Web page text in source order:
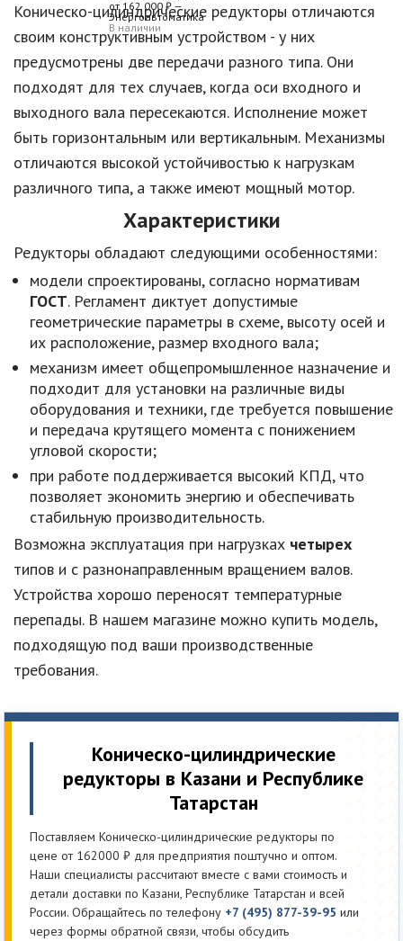
В наличии
Коническо-цилиндрические редукторы отличаются
своим конструктивным устройством - у них
предусмотрены две передачи разного типа. Они
подходят для тех случаев, когда оси входного и
выходного вала пересекаются. Исполнение может
быть горизонтальным или вертикальным. Механизмы
отличаются высокой устойчивостью к нагрузкам
различного типа, а также имеют мощный мотор.
Характеристики
Редукторы обладают следующими особенностями:
модели спроектированы, согласно нормативам
ГОСТ. Регламент диктует допустимые
геометрические параметры в схеме, высоту осей и
их расположение, размер входного вала;
механизм имеет общепромышленное назначение и
подходит для установки на различные виды
оборудования и техники, где требуется повышение
и передача крутящего момента с понижением
угловой скорости;
при работе поддерживается высокий КПД, что
позволяет экономить энергию и обеспечивать
стабильную производительность.
Возможна эксплуатация при нагрузках четырех
типов и с разнонаправленным вращением валов.
Устройства хорошо переносят температурные
перепады. В нашем магазине можно купить модель,
подходящую под ваши производственные
требования.
Коническо-цилиндрические
редукторы в Казани и Республике
Татарстан
Поставляем Коническо-цилиндрические редукторы по
цене от 162000 ₽ для предприятия поштучно и оптом.
Наши специалисты рассчитают вместе с вами стоимость и
детали доставки по Казани, Республике Татарстан и всей
России. Обращайтесь по телефону +7 (495) 877-39-95 или
через формы обратной связи, чтобы обсудить